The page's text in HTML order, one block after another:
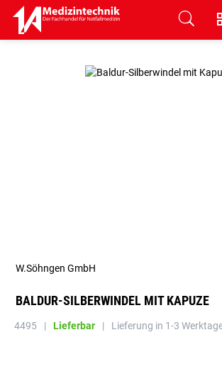
V
BALDUR-SILBERWINDEL MIT KAPUZE
W.Söhngen GmbH
4495 | Lieferbar | Lieferung in 1-3